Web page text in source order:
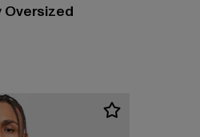
Oversized
en promotion: 29,99 EUR